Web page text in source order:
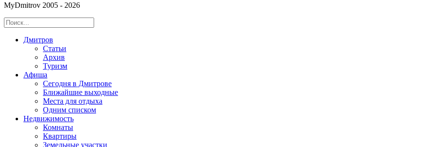
MyDmitrov 2005 - 2026
Дмитров
Статьи
Архив
Туризм
Афиша
Сегодня в Дмитрове
Ближайшие выходные
Места для отдыха
Одним списком
Недвижимость
Комнаты
Квартиры
Земельные участки